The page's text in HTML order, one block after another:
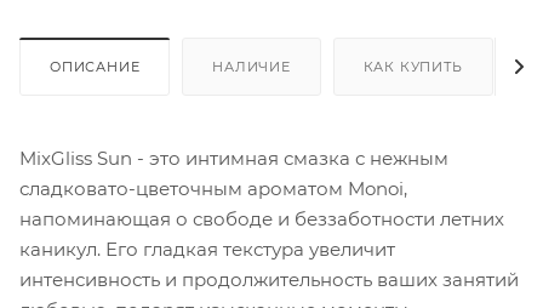
ОПИСАНИЕ НАЛИЧИЕ КАК КУПИТЬ
MixGliss Sun - это интимная смазка с нежным
сладковато-цветочным ароматом Monoi,
напоминающая о свободе и беззаботности летних
каникул. Его гладкая текстура увеличит
интенсивность и продолжительность ваших занятий